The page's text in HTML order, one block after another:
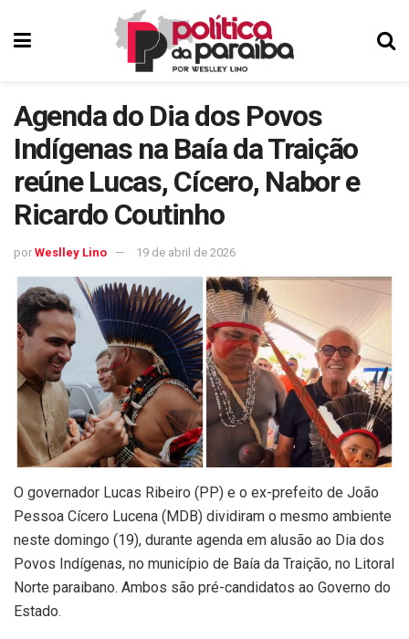
Agenda do Dia dos Povos
Indígenas na Baía da Traição
reúne Lucas, Cícero, Nabor e
Ricardo Coutinho
por Weslley Lino 19 de abril de 2026
O governador Lucas Ribeiro (PP) e o ex-prefeito de João
Pessoa Cícero Lucena (MDB) dividiram o mesmo ambiente
neste domingo (19), durante agenda em alusão ao Dia dos
Povos Indígenas, no município de Baía da Traição, no Litoral
Norte paraibano. Ambos são pré-candidatos ao Governo do
Estado.